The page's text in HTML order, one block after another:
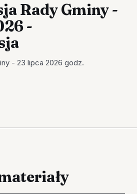
Rady Gminy -
-
- 23 lipca 2026 godz.